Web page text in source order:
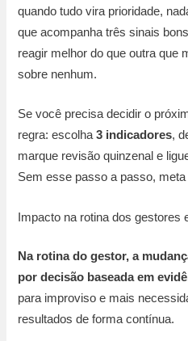
quando tudo vira prioridade,
que acompanha três sinais
reagir melhor do que outra que
sobre nenhum.
Se você precisa decidir o
regra: escolha3 indicadores,
marque revisão quinzenal e
Sem esse passo a passo,
Impacto na rotina dos gestores
Na rotina do gestor, a
por decisão baseada em
para improviso e mais
resultados de forma contínua.